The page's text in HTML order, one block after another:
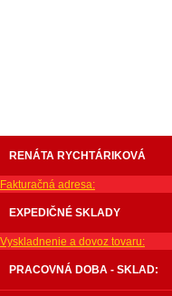
RENÁTA RYCHTÁRIKOVÁ
Fakturačná adresa:
EXPEDIČNÉ SKLADY
Vyskladnenie a dovoz tovaru:
PRACOVNÁ DOBA - SKLAD: